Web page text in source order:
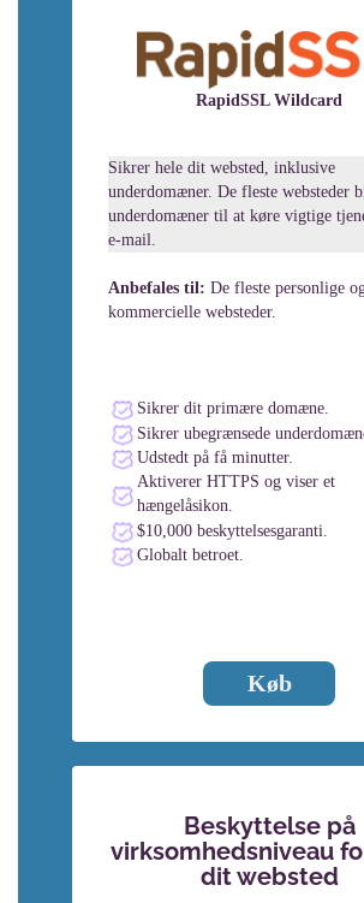
RapidSSL Wildcard
Sikrer hele dit websted, inklusive
underdomæner. De fleste websteder
underdomæner til at køre vigtige
e-mail.
Anbefales til: De fleste personlige
kommercielle websteder.
Sikrer dit primære domæne.
Sikrer ubegrænsede
Udstedt på få minutter.
Aktiverer HTTPS og viser et
hængelåsikon.
$10,000 beskyttelsesgaranti.
Globalt betroet.
Køb
Beskyttelse på
virksomhedsniveau
dit websted